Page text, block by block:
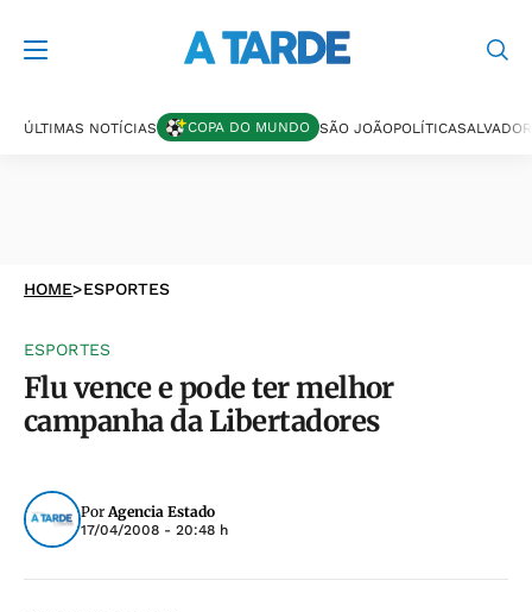
ÚLTIMAS NOTÍCIAS COPA DO MUNDO SÃO JOÃOPOLÍTICASALVADOR
HOME>ESPORTES
ESPORTES
Flu vence e pode ter melhor
campanha da Libertadores
PorAgencia Estado
17/04/2008 - 20:48 h